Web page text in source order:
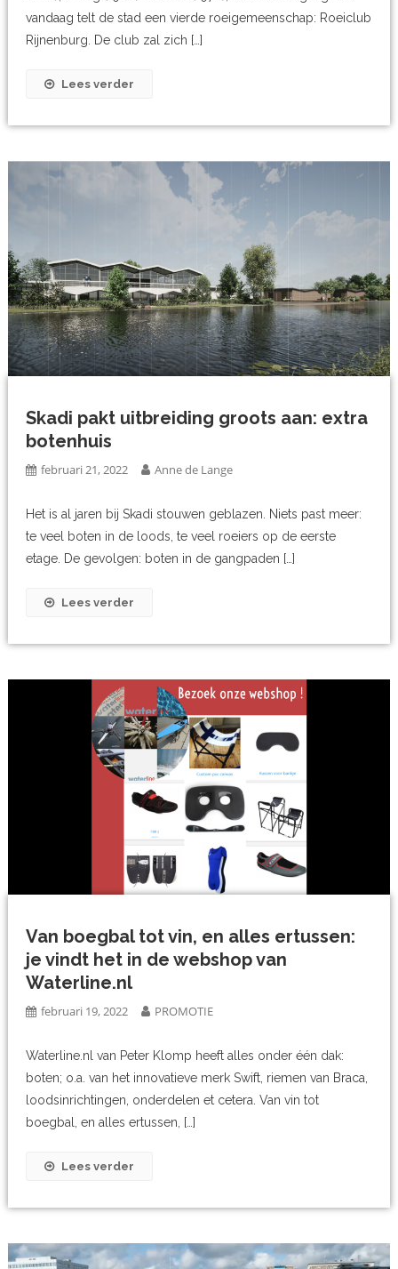
vandaag telt de stad een vierde roeigemeenschap: Roeiclub
Rijnenburg. De club zal zich […]
Lees verder
Skadi pakt uitbreiding groots aan: extra
botenhuis
februari 21, 2022 Anne de Lange
Het is al jaren bij Skadi stouwen geblazen. Niets past meer:
te veel boten in de loods, te veel roeiers op de eerste
etage. De gevolgen: boten in de gangpaden […]
Lees verder
Van boegbal tot vin, en alles ertussen:
je vindt het in de webshop van
Waterline.nl
februari 19, 2022 PROMOTIE
Waterline.nl van Peter Klomp heeft alles onder één dak:
boten; o.a. van het innovatieve merk Swift, riemen van Braca,
loodsinrichtingen, onderdelen et cetera. Van vin tot
boegbal, en alles ertussen, […]
Lees verder